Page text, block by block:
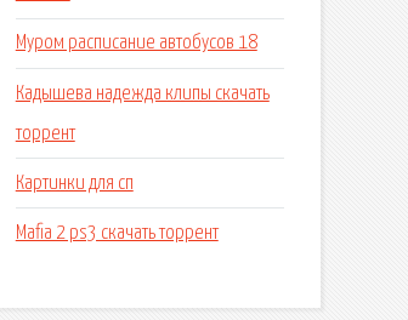
Муром расписание автобусов 18
Кадышева надежда клипы скачать
торрент
Картинки для сп
Mafia 2 ps3 скачать торрент